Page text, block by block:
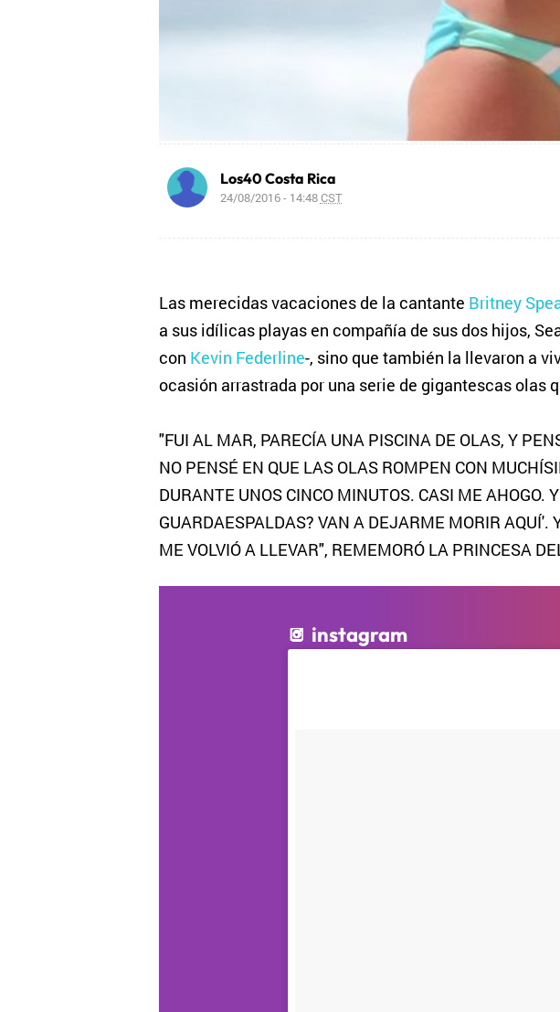
Los40 Costa Rica
24/08/2016 - 14:48CST
Las merecidas vacaciones de la cantante Britney
a sus idílicas playas en compañía de sus dos hijos,
con Kevin Federline-, sino que también la llevaron a
ocasión arrastrada por una serie de gigantescas olas
"FUI AL MAR, PARECÍA UNA PISCINA DE OLAS, Y
NO PENSÉ EN QUE LAS OLAS ROMPEN CON
DURANTE UNOS CINCO MINUTOS. CASI ME
GUARDAESPALDAS? VAN A DEJARME MORIR AQUÍ'.
ME VOLVIÓ A LLEVAR", REMEMORÓ LA PRINCESA
instagram